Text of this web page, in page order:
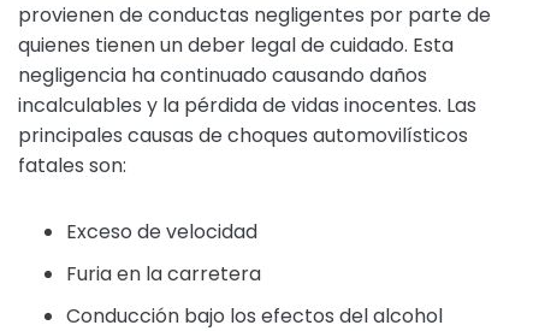
provienen de conductas negligentes por parte de
quienes tienen un deber legal de cuidado. Esta
negligencia ha continuado causando daños
incalculables y la pérdida de vidas inocentes. Las
principales causas de choques automovilísticos
fatales son:
Exceso de velocidad
Furia en la carretera
Conducción bajo los efectos del alcohol